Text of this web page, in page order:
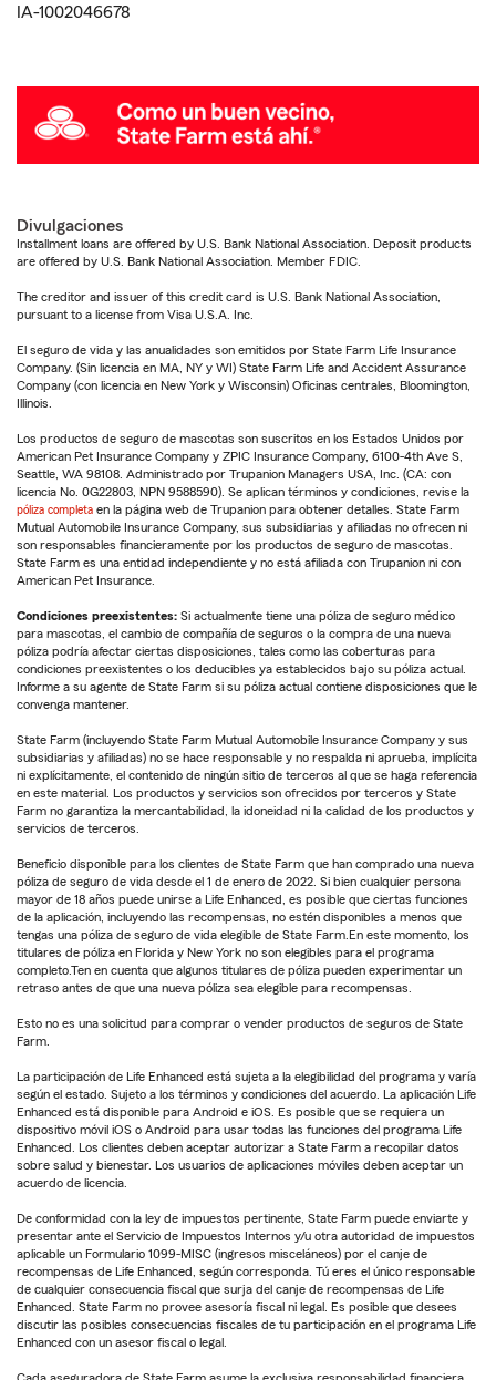
IA-1002046678
Divulgaciones
Installment loans are offered by U.S. Bank National Association. Deposit products
are offered by U.S. Bank National Association. Member FDIC.
The creditor and issuer of this credit card is U.S. Bank National Association,
pursuant to a license from Visa U.S.A. Inc.
El seguro de vida y las anualidades son emitidos por State Farm Life Insurance
Company. (Sin licencia en MA, NY y WI) State Farm Life and Accident Assurance
Company (con licencia en New York y Wisconsin) Oficinas centrales, Bloomington,
Illinois.
Los productos de seguro de mascotas son suscritos en los Estados Unidos por
American Pet Insurance Company y ZPIC Insurance Company, 6100-4th Ave S,
Seattle, WA 98108. Administrado por Trupanion Managers USA, Inc. (CA: con
licencia No. 0G22803, NPN 9588590). Se aplican términos y condiciones, revise la
póliza completa en la página web de Trupanion para obtener detalles. State Farm
Mutual Automobile Insurance Company, sus subsidiarias y afiliadas no ofrecen ni
son responsables financieramente por los productos de seguro de mascotas.
State Farm es una entidad independiente y no está afiliada con Trupanion ni con
American Pet Insurance.
Condiciones preexistentes: Si actualmente tiene una póliza de seguro médico
para mascotas, el cambio de compañía de seguros o la compra de una nueva
póliza podría afectar ciertas disposiciones, tales como las coberturas para
condiciones preexistentes o los deducibles ya establecidos bajo su póliza actual.
Informe a su agente de State Farm si su póliza actual contiene disposiciones que le
convenga mantener.
State Farm (incluyendo State Farm Mutual Automobile Insurance Company y sus
subsidiarias y afiliadas) no se hace responsable y no respalda ni aprueba, implícita
ni explícitamente, el contenido de ningún sitio de terceros al que se haga referencia
en este material. Los productos y servicios son ofrecidos por terceros y State
Farm no garantiza la mercantabilidad, la idoneidad ni la calidad de los productos y
servicios de terceros.
Beneficio disponible para los clientes de State Farm que han comprado una nueva
póliza de seguro de vida desde el 1 de enero de 2022. Si bien cualquier persona
mayor de 18 años puede unirse a Life Enhanced, es posible que ciertas funciones
de la aplicación, incluyendo las recompensas, no estén disponibles a menos que
tengas una póliza de seguro de vida elegible de State Farm.En este momento, los
titulares de póliza en Florida y New York no son elegibles para el programa
completo.Ten en cuenta que algunos titulares de póliza pueden experimentar un
retraso antes de que una nueva póliza sea elegible para recompensas.
Esto no es una solicitud para comprar o vender productos de seguros de State
Farm.
La participación de Life Enhanced está sujeta a la elegibilidad del programa y varía
según el estado. Sujeto a los términos y condiciones del acuerdo. La aplicación Life
Enhanced está disponible para Android e iOS. Es posible que se requiera un
dispositivo móvil iOS o Android para usar todas las funciones del programa Life
Enhanced. Los clientes deben aceptar autorizar a State Farm a recopilar datos
sobre salud y bienestar. Los usuarios de aplicaciones móviles deben aceptar un
acuerdo de licencia.
De conformidad con la ley de impuestos pertinente, State Farm puede enviarte y
presentar ante el Servicio de Impuestos Internos y/u otra autoridad de impuestos
aplicable un Formulario 1099-MISC (ingresos misceláneos) por el canje de
recompensas de Life Enhanced, según corresponda. Tú eres el único responsable
de cualquier consecuencia fiscal que surja del canje de recompensas de Life
Enhanced. State Farm no provee asesoría fiscal ni legal. Es posible que desees
discutir las posibles consecuencias fiscales de tu participación en el programa Life
Enhanced con un asesor fiscal o legal.